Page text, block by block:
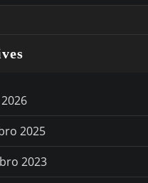
2025
2023